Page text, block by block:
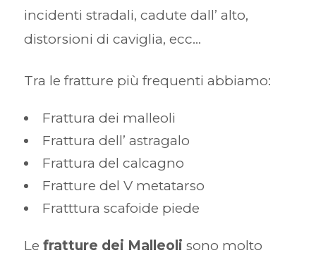
incidenti stradali, cadute dall’ alto,
distorsioni di caviglia, ecc…
Tra le fratture più frequenti abbiamo:
Frattura dei malleoli
Frattura dell’ astragalo
Frattura del calcagno
Fratture del V metatarso
Fratttura scafoide piede
Le fratture dei Malleoli sono molto